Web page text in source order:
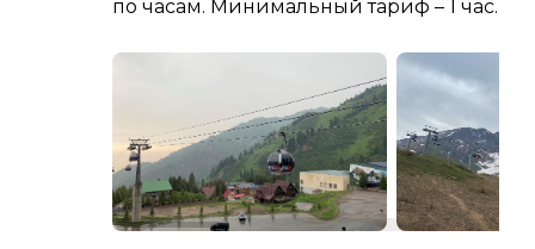
по часам. Минимальный тариф – 1 час.